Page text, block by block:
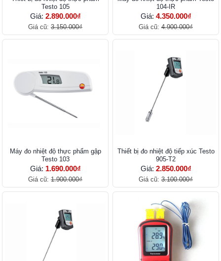
Testo 105
Giá: 2.890.000₫
Giá cũ: 3.150.000₫
104-IR
Giá: 4.350.000₫
Giá cũ: 4.900.000₫
Máy đo nhiệt độ thực phẩm gập
Testo 103
Giá: 1.690.000₫
Giá cũ: 1.900.000₫
Thiết bị đo nhiệt độ tiếp xúc Testo
905-T2
Giá: 2.850.000₫
Giá cũ: 3.100.000₫